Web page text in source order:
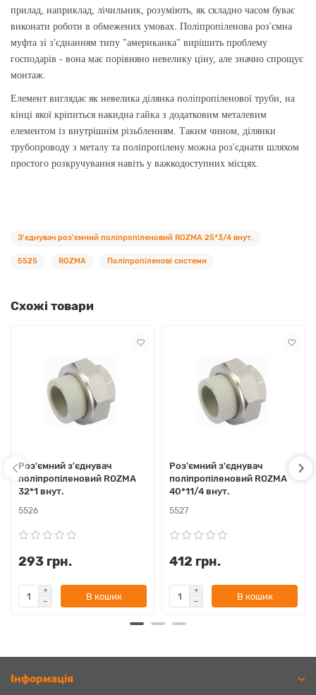
прилад, наприклад, лічильник, розуміють, як складно часом буває
виконати роботи в обмежених умовах. Поліпропіленова роз'ємна
муфта зі з'єднанням типу "американка" вирішить проблему
господарів - вона має порівняно невелику ціну, але значно спрощує
монтаж.
Елемент виглядає як невелика ділянка поліпропіленової труби, на
кінці якої кріпиться накидна гайка з додатковим металевим
елементом із внутрішнім різьбленням. Таким чином, ділянки
трубопроводу з металу та поліпропілену можна роз'єднати шляхом
простого розкручування навіть у важкодоступних місцях.
З'єднувач роз'ємний поліпропіленовий ROZMA 25*3/4 внут.
5525 ROZMA Поліпропіленові системи
Схожі товари
Роз'ємний з'єднувач
поліпропіленовий ROZMA
32*1 внут.
5526
293 грн.
В кошик
Роз'ємний з'єднувач
поліпропіленовий ROZMA
40*11/4 внут.
5527
412 грн.
В кошик
Iнформація